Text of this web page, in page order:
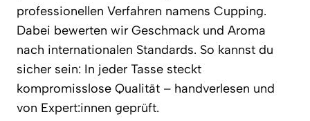
professionellen Verfahren namens Cupping.
Dabei bewerten wir Geschmack und Aroma
nach internationalen Standards. So kannst du
sicher sein: In jeder Tasse steckt
kompromisslose Qualität – handverlesen und
von Expert:innen geprüft.